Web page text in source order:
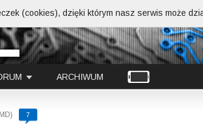
ARCHIWUM
7
(cookies), dzięki którym nasz serwis może